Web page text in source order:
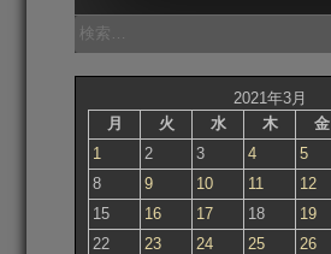
検
索:
2021年3月
月
火 水 木 金
1 2 3 4 5
8
9 10 11 12
15
16 17 18 19
22
23 24 25 26